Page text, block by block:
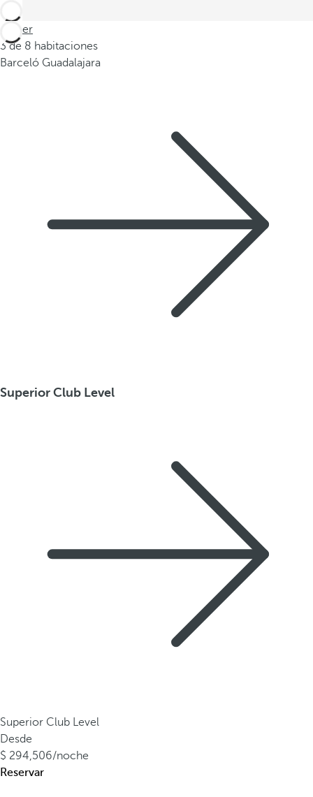
Volver
3 de 8 habitaciones
Barceló Guadalajara
Superior Club Level
Superior Club Level
Desde
294,506/noche
Reservar